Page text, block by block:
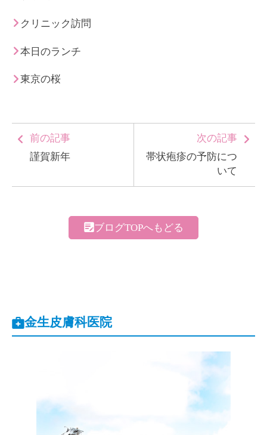
クリニック訪問
本日のランチ
東京の桜
前の記事
謹賀新年
次の記事
帯状疱疹の予防につ
いて
ブログTOPへもどる
金生皮膚科医院